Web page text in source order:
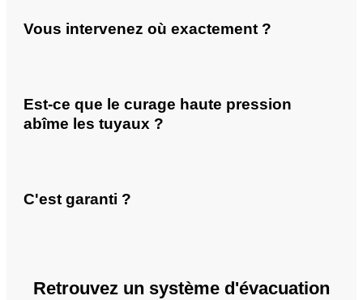
Vous intervenez où exactement ?
Est-ce que le curage haute pression
abîme les tuyaux ?
C'est garanti ?
Retrouvez un système d'évacuation